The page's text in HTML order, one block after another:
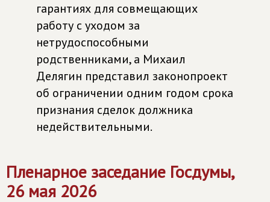
гарантиях для совмещающих
работу с уходом за
нетрудоспособными
родственниками, а Михаил
Делягин представил законопроект
об ограничении одним годом срока
признания сделок должника
недействительными.
Пленарное заседание Госдумы,
26 мая 2026